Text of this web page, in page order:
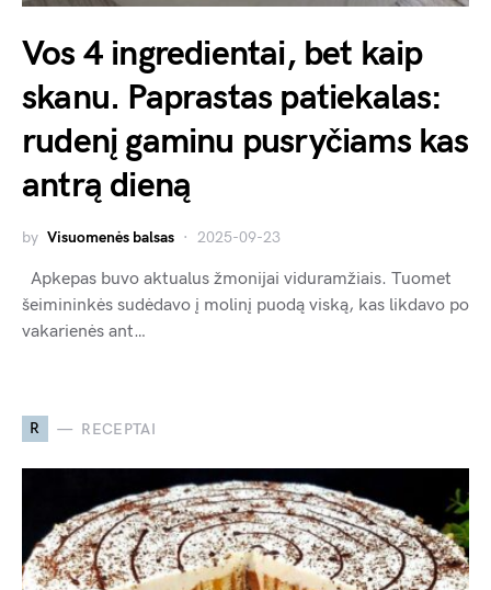
Vos 4 ingredientai, bet kaip
skanu. Paprastas patiekalas:
rudenį gaminu pusryčiams kas
antrą dieną
by Visuomenės balsas 2025-09-23
Apkepas buvo aktualus žmonijai viduramžiais. Tuomet
šeimininkės sudėdavo į molinį puodą viską, kas likdavo po
vakarienės ant…
R RECEPTAI